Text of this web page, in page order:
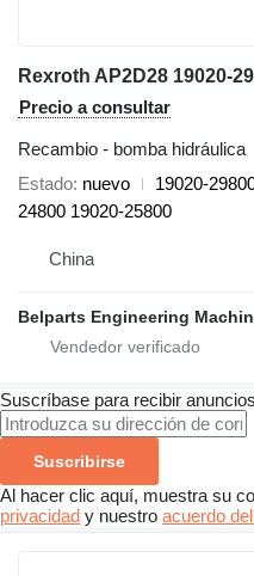
Precio a consultar
Recambio - bomba hidráulica
Estado nuevo
19020-
24800 19020-25800
China
Belparts Engineering
Suscríbase para recibir
Suscribirse
Al hacer clic aquí, muestra su
privacidad y nuestro acuerdo